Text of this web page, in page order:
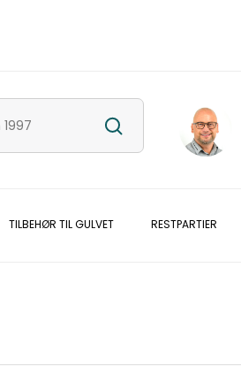
TILBEHØR TIL GULVET RESTPARTIER